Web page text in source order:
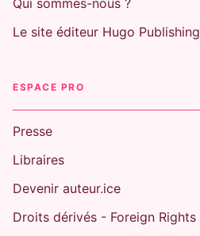
Qui sommes-nous ?
Le site éditeur Hugo Publishing
ESPACE PRO
Presse
Libraires
Devenir auteur.ice
Droits dérivés - Foreign Rights